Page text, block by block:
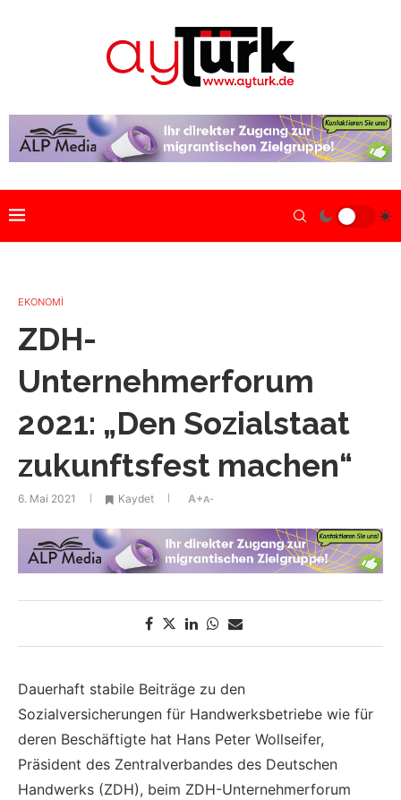
EKONOMİ
ZDH-
Unternehmerforum
2021: „Den Sozialstaat
zukunftsfest machen“
6. Mai 2021 Kaydet A+A-
Dauerhaft stabile Beiträge zu den
Sozialversicherungen für Handwerksbetriebe wie für
deren Beschäftigte hat Hans Peter Wollseifer,
Präsident des Zentralverbandes des Deutschen
Handwerks (ZDH), beim ZDH-Unternehmerforum